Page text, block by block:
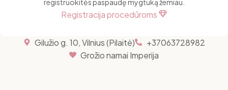
registruokitės paspaudę mygtuką žemiau.
Registracija procedūroms
Gilužio g. 10, Vilnius (Pilaitė)
+37063728982
Grožio namai Imperija